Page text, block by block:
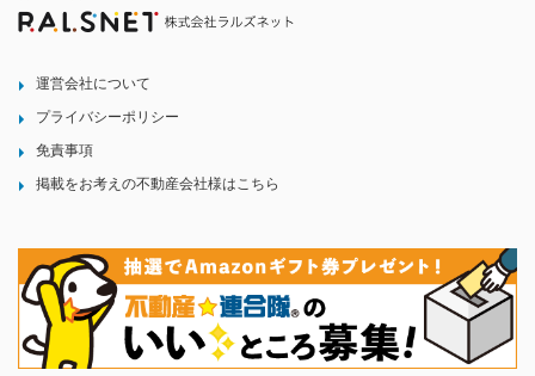
運営会社について
プライバシーポリシー
免責事項
掲載をお考えの不動産会社様はこちら